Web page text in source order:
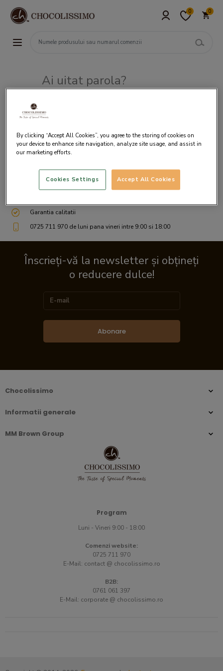
0 0
Ai uitat parola?
Livrare gratuita incepand cu 200 lei
Garantia calitatii
0725 711 970 de luni pana vineri intre 9:00 si 18:00
Înscrieți-vă la newsletter și obțineți
o reducere dulce!
Abonare
Chocolissimo
Informatii generale
MM Brown Group
Program
Luni - Vineri 9:00 - 18:00
Comenzi website:
0725 711 970
E-Mail: contact @ chocolissimo.ro
B2B:
0761 061 397
E-Mail: corporate @ chocolissimo.ro
By clicking “Accept All Cookies”, you agree to the storing of cookies on
your device to enhance site navigation, analyze site usage, and assist in
our marketing efforts.
Accept All Cookies
Cookies Settings